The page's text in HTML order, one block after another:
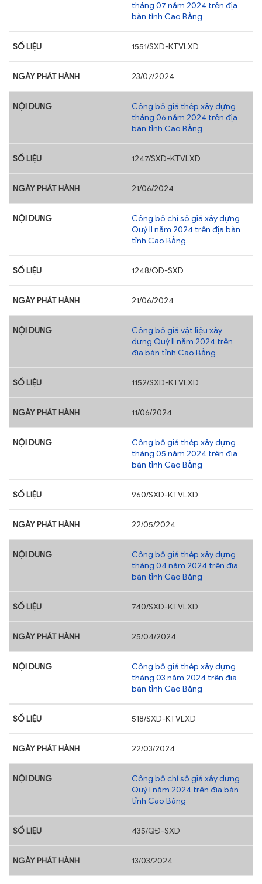
tháng 07 năm 2024 trên địa
bàn tỉnh Cao Bằng
1551/SXD-KTVLXD
23/07/2024
Công bố giá thép xây dựng
tháng 06 năm 2024 trên địa
bàn tỉnh Cao Bằng
1247/SXD-KTVLXD
21/06/2024
Công bố chỉ số giá xây dựng
Quý II năm 2024 trên địa bàn
tỉnh Cao Bằng
1248/QĐ-SXD
21/06/2024
Công bố giá vật liệu xây
dựng Quý II năm 2024 trên
địa bàn tỉnh Cao Bằng
1152/SXD-KTVLXD
11/06/2024
Công bố giá thép xây dựng
tháng 05 năm 2024 trên địa
bàn tỉnh Cao Bằng
960/SXD-KTVLXD
22/05/2024
Công bố giá thép xây dựng
tháng 04 năm 2024 trên địa
bàn tỉnh Cao Bằng
740/SXD-KTVLXD
25/04/2024
Công bố giá thép xây dựng
tháng 03 năm 2024 trên địa
bàn tỉnh Cao Bằng
518/SXD-KTVLXD
22/03/2024
Công bố chỉ số giá xây dựng
Quý I năm 2024 trên địa bàn
tỉnh Cao Bằng
435/QĐ-SXD
13/03/2024